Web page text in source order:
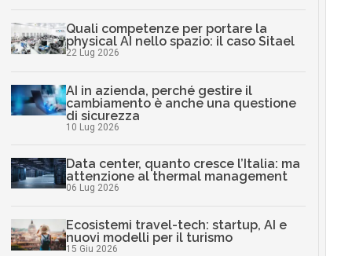
Quali competenze per portare la
physical AI nello spazio: il caso Sitael
22 Lug 2026
AI in azienda, perché gestire il
cambiamento è anche una questione
di sicurezza
10 Lug 2026
Data center, quanto cresce l’Italia: ma
attenzione al thermal management
06 Lug 2026
Ecosistemi travel-tech: startup, AI e
nuovi modelli per il turismo
15 Giu 2026